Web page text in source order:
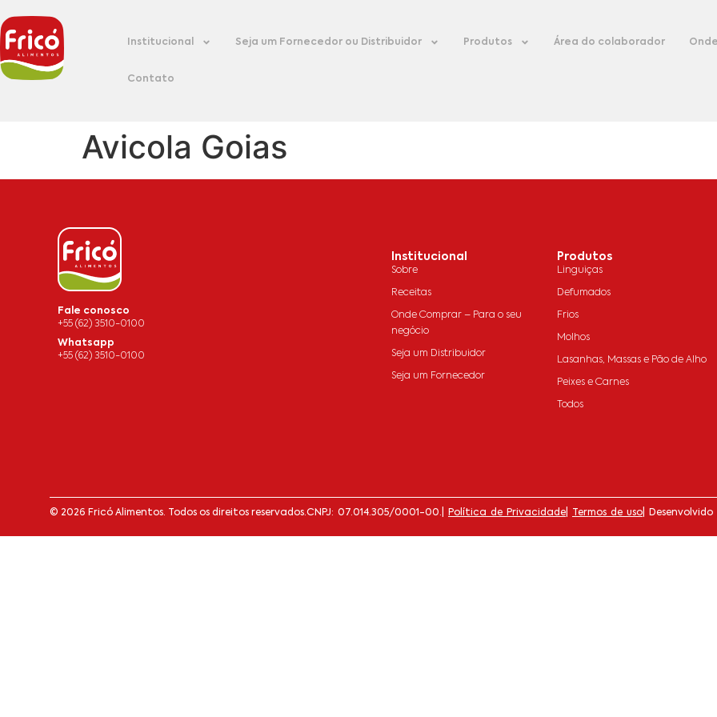
Institucional Seja um Fornecedor ou Distribuidor Produtos Área do colaborador
Contato
Avicola Goias
Fale conosco
+55 (62) 3510-0100
Whatsapp
+55 (62) 3510-0100
Institucional
Sobre
Receitas
Onde Comprar – Para o seu
negócio
Seja um Distribuidor
Seja um Fornecedor
Produtos
Linguiças
Defumados
Frios
Molhos
Lasanhas, Massas e Pão de Alho
Peixes e Carnes
Todos
© 2026 Fricó Alimentos. Todos os direitos reservados.CNPJ: 07.014.305/0001-00. Política de Privacidade Termos de uso |